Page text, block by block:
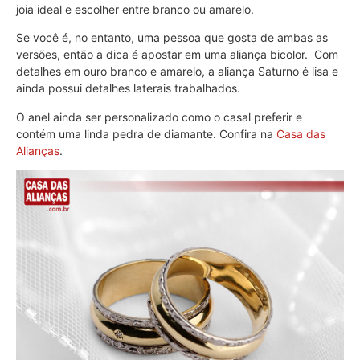
joia ideal e escolher entre branco ou amarelo.
Se você é, no entanto, uma pessoa que gosta de ambas as
versões, então a dica é apostar em uma aliança bicolor. Com
detalhes em ouro branco e amarelo, a aliança Saturno é lisa e
ainda possui detalhes laterais trabalhados.
O anel ainda ser personalizado como o casal preferir e
contém uma linda pedra de diamante. Confira na Casa das
Alianças.